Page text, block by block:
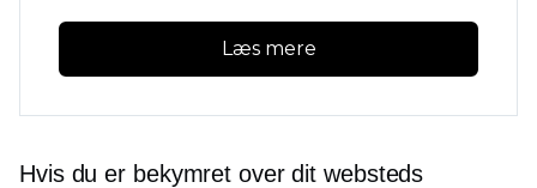
Læs mere
Hvis du er bekymret over dit websteds